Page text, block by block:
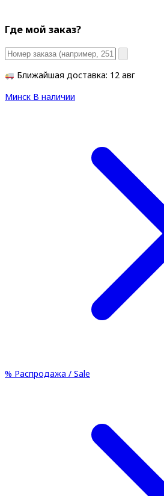
Где мой заказ?
Ближайшая доставка: 12 авг
Минск В наличии
% Распродажа / Sale